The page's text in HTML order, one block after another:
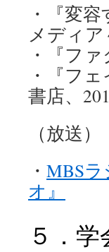
・『変
メディア
・『フ
・『フ
書店、
（放送）
・ MBS
オ』
５．学